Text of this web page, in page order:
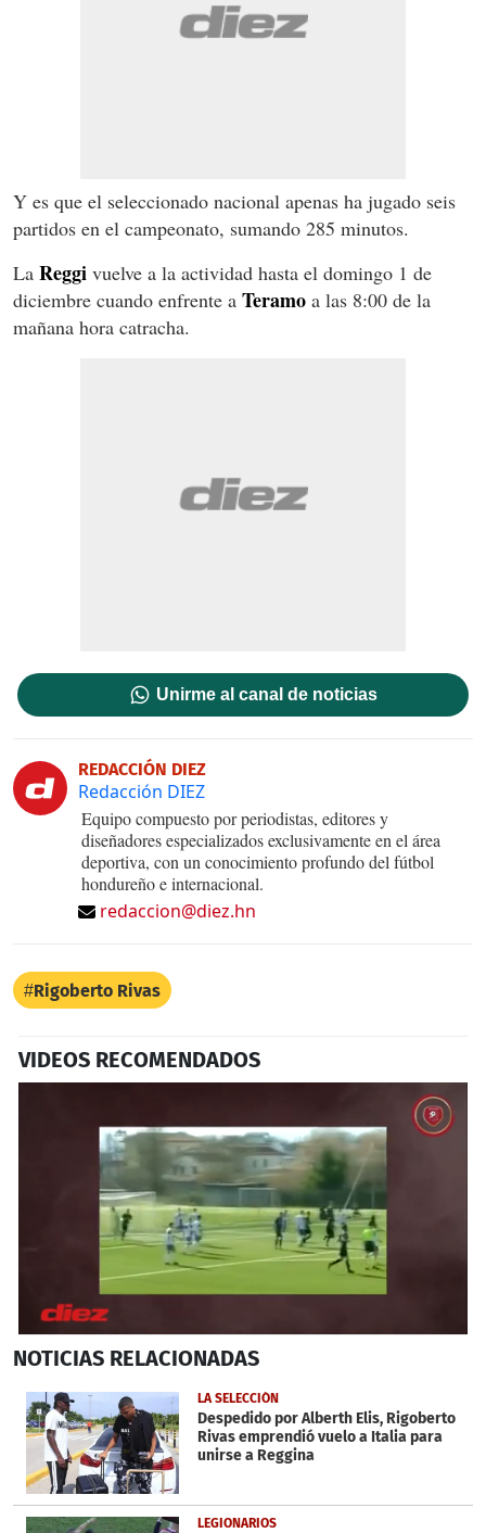
Y es que el seleccionado nacional apenas ha jugado seis
partidos en el campeonato, sumando 285 minutos.
La Reggi vuelve a la actividad hasta el domingo 1 de
diciembre cuando enfrente a Teramo a las 8:00 de la
mañana hora catracha.
Unirme al canal de noticias
REDACCIÓN DIEZ
Redacción DIEZ
Equipo compuesto por periodistas, editores y
diseñadores especializados exclusivamente en el área
deportiva, con un conocimiento profundo del fútbol
hondureño e internacional.
redaccion@diez.hn
Rigoberto Rivas
VIDEOS RECOMENDADOS
seconds
1
minute,
15
seconds
NOTICIAS RELACIONADAS
LA SELECCIÓN
Despedido por Alberth Elis, Rigoberto
Rivas emprendió vuelo a Italia para
unirse a Reggina
LEGIONARIOS